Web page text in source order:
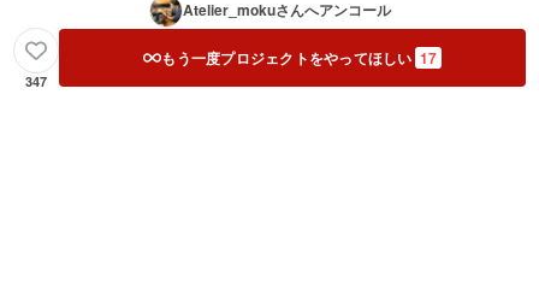
Atelier_mokuさんへアンコール
347
もう一度プロジェクトをやってほしい 17